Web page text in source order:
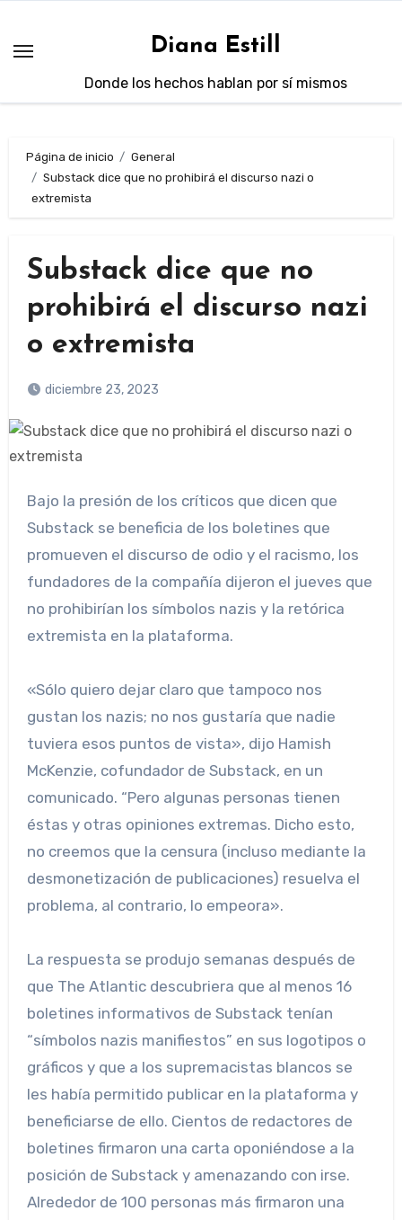
contenido
Diana Estill
Donde los hechos hablan por sí mismos
Página de inicio
General
Substack dice que no prohibirá el discurso nazi o
extremista
Substack dice que no
prohibirá el discurso nazi
o extremista
diciembre 23, 2023
Bajo la presión de los críticos que dicen que
Substack se beneficia de los boletines que
promueven el discurso de odio y el racismo, los
fundadores de la compañía dijeron el jueves que
no prohibirían los símbolos nazis y la retórica
extremista en la plataforma.
«Sólo quiero dejar claro que tampoco nos
gustan los nazis; no nos gustaría que nadie
tuviera esos puntos de vista», dijo Hamish
McKenzie, cofundador de Substack, en un
comunicado. “Pero algunas personas tienen
éstas y otras opiniones extremas. Dicho esto,
no creemos que la censura (incluso mediante la
desmonetización de publicaciones) resuelva el
problema, al contrario, lo empeora».
La respuesta se produjo semanas después de
que The Atlantic descubriera que al menos 16
boletines informativos de Substack tenían
“símbolos nazis manifiestos” en sus logotipos o
gráficos y que a los supremacistas blancos se
les había permitido publicar en la plataforma y
beneficiarse de ello. Cientos de redactores de
boletines firmaron una carta oponiéndose a la
posición de Substack y amenazando con irse.
Alrededor de 100 personas más firmaron una